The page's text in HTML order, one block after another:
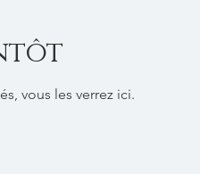
vous les verrez ici.